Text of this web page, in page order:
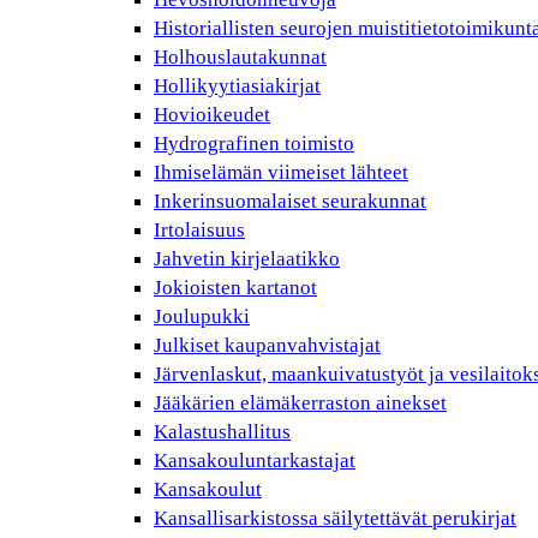
Historiallisten seurojen
Holhouslautakunnat
Hollikyytiasiakirjat
Hovioikeudet
Hydrografinen toimisto
Ihmiselämän viimeiset lähteet
Inkerinsuomalaiset seurakunnat
Irtolaisuus
Jahvetin kirjelaatikko
Jokioisten kartanot
Joulupukki
Julkiset kaupanvahvistajat
Järvenlaskut, maankuivatustyöt ja
Jääkärien elämäkerraston ainekset
Kalastushallitus
Kansakouluntarkastajat
Kansakoulut
Kansallisarkistossa säilytettävät perukirjat